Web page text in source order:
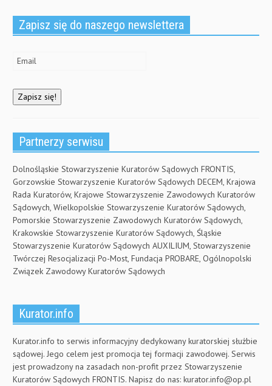
Zapisz się do naszego newslettera
Partnerzy serwisu
Dolnośląskie Stowarzyszenie Kuratorów Sądowych FRONTIS,
Gorzowskie Stowarzyszenie Kuratorów Sądowych DECEM, Krajowa
Rada Kuratorów, Krajowe Stowarzyszenie Zawodowych Kuratorów
Sądowych, Wielkopolskie Stowarzyszenie Kuratorów Sądowych,
Pomorskie Stowarzyszenie Zawodowych Kuratorów Sądowych,
Krakowskie Stowarzyszenie Kuratorów Sądowych, Śląskie
Stowarzyszenie Kuratorów Sądowych AUXILIUM, Stowarzyszenie
Twórczej Resocjalizacji Po-Most, Fundacja PROBARE, Ogólnopolski
Związek Zawodowy Kuratorów Sądowych
Kurator.info
Kurator.info to serwis informacyjny dedykowany kuratorskiej służbie
sądowej. Jego celem jest promocja tej formacji zawodowej. Serwis
jest prowadzony na zasadach non-profit przez Stowarzyszenie
Kuratorów Sądowych FRONTIS. Napisz do nas: kurator.info@op.pl